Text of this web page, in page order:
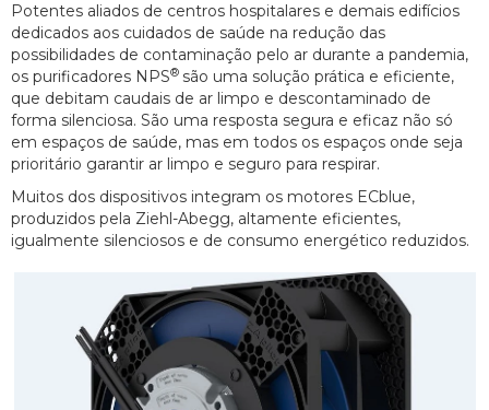
Potentes aliados de centros hospitalares e demais edifícios
dedicados aos cuidados de saúde na redução das
possibilidades de contaminação pelo ar durante a pandemia,
os purificadores NPS® são uma solução prática e eficiente,
que debitam caudais de ar limpo e descontaminado de
forma silenciosa. São uma resposta segura e eficaz não só
em espaços de saúde, mas em todos os espaços onde seja
prioritário garantir ar limpo e seguro para respirar.
Muitos dos dispositivos integram os motores ECblue,
produzidos pela Ziehl-Abegg, altamente eficientes,
igualmente silenciosos e de consumo energético reduzidos.